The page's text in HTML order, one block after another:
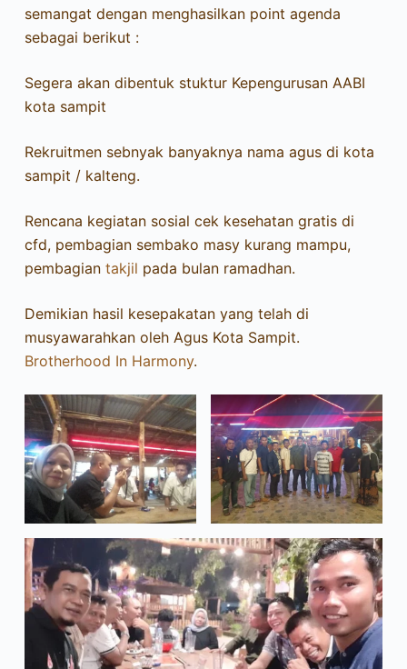
semangat dengan menghasilkan point agenda
sebagai berikut :
Segera akan dibentuk stuktur Kepengurusan AABI
kota sampit
Rekruitmen sebnyak banyaknya nama agus di kota
sampit / kalteng.
Rencana kegiatan sosial cek kesehatan gratis di
cfd, pembagian sembako masy kurang mampu,
pembagian takjil pada bulan ramadhan.
Demikian hasil kesepakatan yang telah di
musyawarahkan oleh Agus Kota Sampit.
Brotherhood In Harmony.